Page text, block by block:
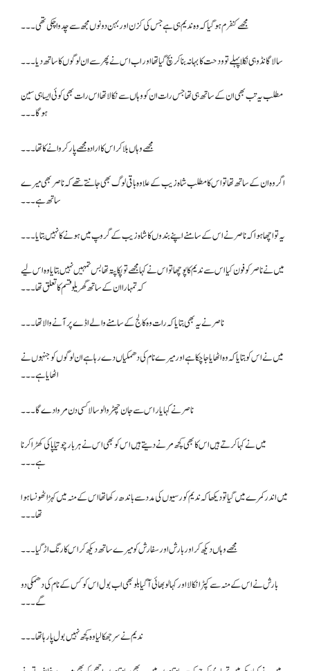
مجھے کنفرم ہو گیا کہ وہ ندیم ہی ہے جس کی کزن اور بہن دونوں مجھ سے چدوا چکی تھی۔۔۔
سالا گانڈو ہی نکلا پہلے تو ودحت کا بہانہ بنا کر بچ گیا تھا اور اب اس نے پھر سے ان لوگوں کا ساتھ دیا ۔۔۔
مطلب یہ تب بھی ان کے ساتھ ہی تھا جس رات ان کو وہاں سے نکالا تھا اس رات بھی کوئی ایسا ہی سین
ہوگا ۔۔۔
مجھے وہاں بلا کر اس کا ارادہ مجھے پار کروانے کا تھا۔۔۔
اگر وہ ان کے ساتھ تھا تو اس کا مطلب شاہ زیب کے علاوہ باقی لوگ بھی جانتے تھے کہ ناصر بھی میرے
ساتھ ہے۔۔۔
یہ تو اچھا ہوا کہ ناصر نے اس کے سامنے اپنے بندوں کا شاہ زیب کے گروپ میں ہونے کا نہیں بتایا۔۔۔
میں نے ناصر کو فون کیا اس سے ندیم کا پوچھا تو اس نے کہا مجھے تو پکا پتہ تھا بس تمہیں نہیں بتایا وہ اس لیے
کہ تمہارا ان کے ساتھ گھریلو قسم کا تعلق تھا۔۔۔
ناصر نے یہ بھی بتایا کہ رات وہ کالج کے سامنے والے اڈے پر آنے والا تھا ۔۔۔
میں نے اس کو بتایا کہ وہ اٹھایا جا چکا ہے اور میرے نام کی دھمکیاں دے رہا ہے ان لوگوں کو جنہوں نے
اٹھایا ہے۔۔۔
ناصر نے کہا یار اس سے جان چھڑوا لو سالا کسی دن مروا دے گا۔۔۔
میں نے کہا کرتے ہیں اس کا بھی کچھ مرنے دیتے ہیں اس کو بھی اس نے ہر بار چوتیاپا کی کھڑا کرنا
ہے۔۔۔
میں اندر کمرے میں گیا تو دیکھا کہ ندیم کو رسیوں کی مدد سے باندھ رکھا تھا اس کے منہ میں کہڑا ٹھونسا ہوا
تھا۔۔۔
مجھے وہاں دیکھ کر اور بارش اور سفارش کو میرے ساتھ دیکھ کر اس کا رنگ اڑ گیا۔۔۔
بارش نے اس کے منہ سے کپڑا نکالا اور کہا لو بھائی آ گیا بلو بھی اب بول اس کو کس کے نام کی دھمکی دو
گے۔۔۔
ندیم نے سر جھکا لیا وہ کچھ نہیں بول پا رہا تھا۔۔۔